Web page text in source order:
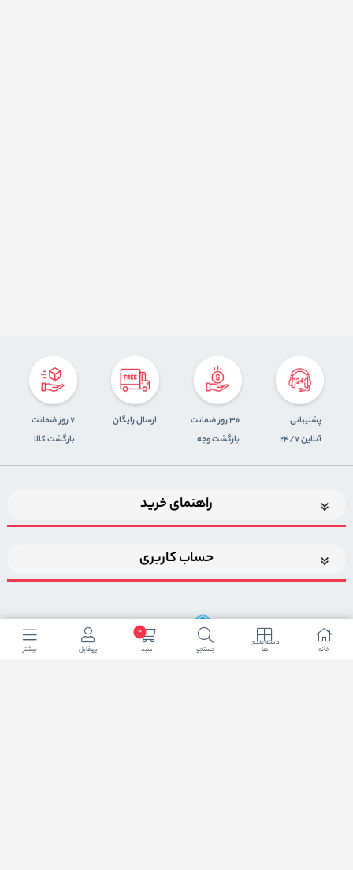
خانه
دسته بندی
ها جستجو
0
سبد پروفایل بیشتر
پشتیبانی
آنلاین 24/7
30 روز ضمانت
بازگشت وجه
ارسال رایگان
7 روز ضمانت
بازگشت کالا
راهنمای خرید
حساب کاربری